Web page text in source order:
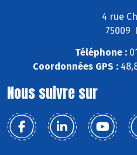
4 rue
75009
Téléphone :
Coordonnées GPS :
Nous suivre sur